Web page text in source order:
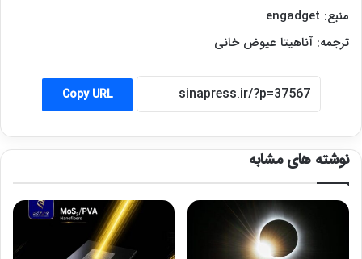
منبع: engadget
ترجمه: آناهیتا عیوض خانی
Copy URL
نوشته های مشابه